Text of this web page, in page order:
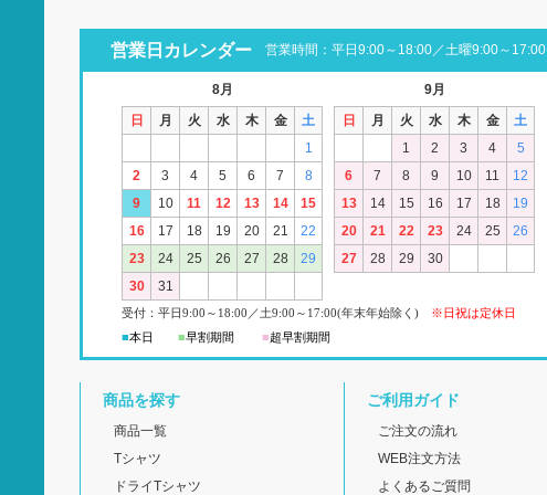
営業日カレンダー 営業時間：平日9:00～18:00／土曜9:00～17:00
8月
日
月 火 水 木 金
土
1
2
3 4 5 6 7
8
9
10 11 12 13 14
15
16
17 18 19 20 21
22
23
24 25 26 27 28
29
30
31
9月
日
月 火 水 木 金
土
1
2 3 4
5
6
7 8 9 10 11
12
13
14 15 16 17 18
19
20
21 22 23 24 25
26
27
28 29 30
受付：平日9:00 ～18:00 ／ 土9:00 ～ 17:00(年末年始除く) ※日祝は定休日
■本日 ■早割期間 ■超早割期間
商品を探す
商品一覧
Tシャツ
ドライTシャツ
ご利用ガイド
ご注文の流れ
WEB注文方法
よくあるご質問